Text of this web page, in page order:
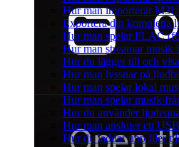
Hur man importerar
Exportera din kompletta
Hur man spelar FLAC
Hur man streamar
Hur du lägger till och
Hur man lyssnar på
Hur man spelar lokal
Hur man spelar musik
Hur du använder
Hur man ansluter ett
Hur du laddar upp filer